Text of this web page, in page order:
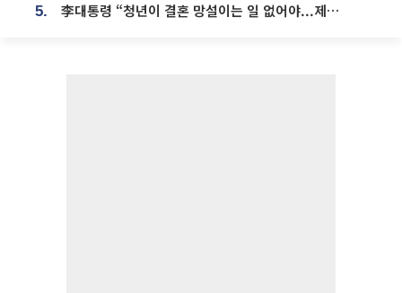
5. 李대통령 “청년이 결혼 망설이는 일 없어야...제도상 불이익 조사”